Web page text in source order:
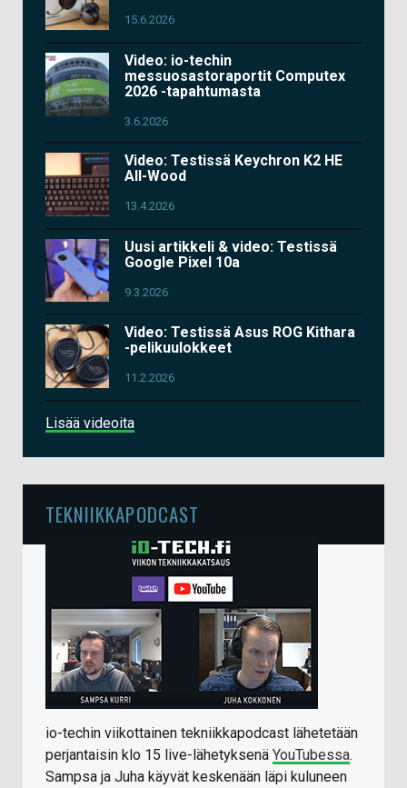
15.6.2026
Video: io-techin
messuosastoraportit Computex
2026 -tapahtumasta
3.6.2026
Video: Testissä Keychron K2 HE
All-Wood
13.4.2026
Uusi artikkeli & video: Testissä
Google Pixel 10a
9.3.2026
Video: Testissä Asus ROG Kithara
-pelikuulokkeet
11.2.2026
Lisää videoita
TEKNIIKKAPODCAST
io-techin viikottainen tekniikkapodcast lähetetään
perjantaisin klo 15 live-lähetyksenä YouTubessa.
Sampsa ja Juha käyvät keskenään läpi kuluneen